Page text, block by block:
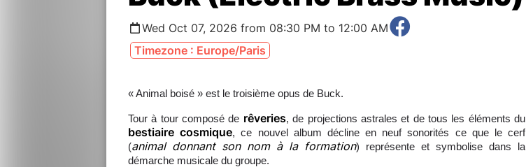
Wed Oct 07, 2026 from 08:30 PM to 12:00 AM
Timezone : Europe/Paris
« Animal boisé » est le troisième opus de Buck.
Tour à tour composé de rêveries, de projections astrales et de tous les éléments du
bestiaire cosmique, ce nouvel album décline en neuf sonorités ce que le cerf
(animal donnant son nom à la formation) représente et symbolise dans la
démarche musicale du groupe.